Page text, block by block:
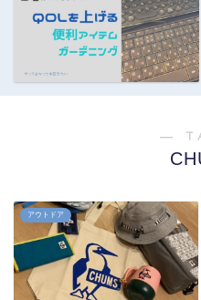
―
アウトドア